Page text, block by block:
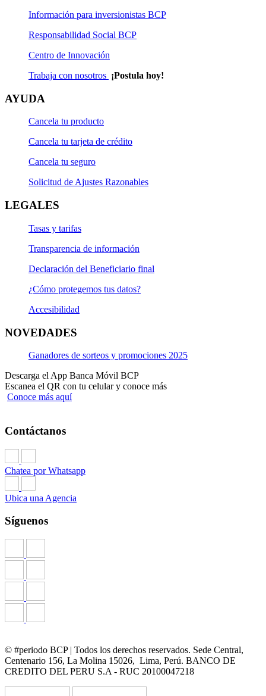
Información para inversionistas BCP
Responsabilidad Social BCP
Centro de Innovación
Trabaja con nosotros ¡Postula hoy!
AYUDA
Cancela tu producto
Cancela tu tarjeta de crédito
Cancela tu seguro
Solicitud de Ajustes Razonables
LEGALES
Tasas y tarifas
Transparencia de información
Declaración del Beneficiario final
¿Cómo protegemos tus datos?
Accesibilidad
NOVEDADES
Ganadores de sorteos y promociones 2025
Descarga el App Banca Móvil BCP
Escanea el QR con tu celular y conoce más
Conoce más aquí
Contáctanos
Chatea por Whatsapp
Ubica una Agencia
Síguenos
© #periodo BCP | Todos los derechos reservados. Sede Central,
Centenario 156, La Molina 15026, Lima, Perú. BANCO DE
CREDITO DEL PERU S.A - RUC 20100047218